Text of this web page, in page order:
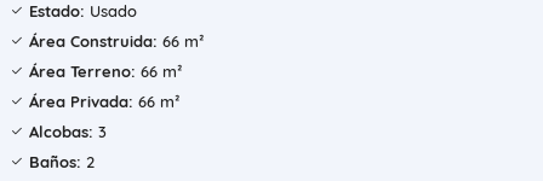
Estado: Usado
Área Construida: 66 m²
Área Terreno: 66 m²
Área Privada: 66 m²
Alcobas: 3
Baños: 2